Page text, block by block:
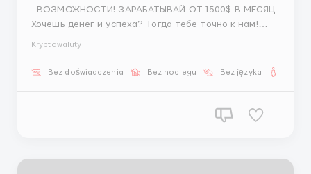
Хочешь денег и успеха? Тогда тебе точно к нам!
рост, возможность стать профи! Пиши — @Dash...
Kryptowaluty
Bez doświadczenia Bez noclegu Bez języka